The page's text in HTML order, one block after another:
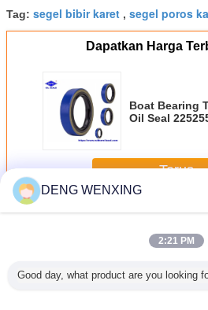
Tag: segel bibir karet , segel poros
Dapatkan Harga
Boat Bearing
Oil Seal
Terus
LebihKaret Oil Seal
DENG WENXING
2:21 PM
Good day, what product are you looking